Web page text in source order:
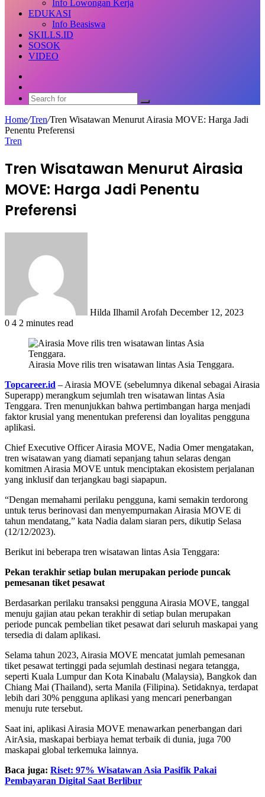
Info Lowongan Kerja
EDUKASI
Info Beasiswa
SKILLS.ID
SOSOK
VIDEO
skin
Search
for
Home/Tren/Tren Wisatawan Menurut Airasia MOVE: Harga Jadi
Penentu Preferensi
Tren
Tren Wisatawan Menurut Airasia
MOVE: Harga Jadi Penentu
Preferensi
Hilda Ilhamil Arofah December 12, 2023
0 4 2 minutes read
Airasia Move rilis tren wisatawan lintas Asia Tenggara.
Topcareer.id – Airasia MOVE (sebelumnya dikenal sebagai Airasia
Superapp) merangkum sejumlah tren wisatawan lintas Asia
Tenggara. Tren menunjukkan bahwa pertimbangan harga menjadi
faktor krusial yang menentukan preferensi dan loyalitas pengguna
aplikasi.
Chief Executive Officer Airasia MOVE, Nadia Omer mengatakan,
tren wisatawan yang diamati sepanjang tahun selaras dengan
komitmen Airasia MOVE untuk menciptakan ekosistem perjalanan
yang inklusif dan terjangkau bagi siapapun.
“Dengan memahami perilaku pengguna, kami semakin terdorong
untuk terus berinovasi dan menyempurnakan Airasia MOVE di
tahun mendatang,” kata Nadia dalam siaran pers, dikutip Selasa
(12/12/2023).
Berikut ini beberapa tren wisatawan lintas Asia Tenggara:
Pekan terakhir setiap bulan merupakan periode puncak
pemesanan tiket pesawat
Berdasarkan perilaku transaksi pengguna Airasia MOVE, tanggal
menuju gajian atau pekan terakhir di setiap bulan merupakan
periode puncak pembelian tiket pesawat dari seluruh maskapai yang
tersedia di dalam aplikasi.
Selama tahun 2023, Airasia MOVE mencatat jumlah pemesanan
tiket pesawat tertinggi pada sejumlah destinasi negara tetangga,
seperti Kuala Lumpur dan Kota Kinabalu (Malaysia), Bangkok dan
Chiang Mai (Thailand), serta Manila (Filipina). Setidaknya, terdapat
lebih dari 30% pengguna aplikasi yang mencari penerbangan
menuju rute tersebut.
Saat ini, aplikasi Airasia MOVE menawarkan penerbangan dari
AirAsia, maskapai berbiaya hemat terbaik di dunia, juga 700
maskapai global terkemuka lainnya.
Baca juga: Riset: 97% Wisatawan Asia Pasifik Pakai
Pembayaran Digital Saat Berlibur